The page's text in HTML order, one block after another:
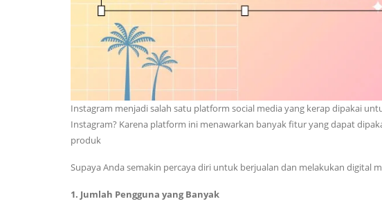
Instagram menjadi salah satu platform social media yang kerap dipakai
Instagram? Karena platform ini menawarkan banyak fitur yang dapat
produk
Supaya Anda semakin percaya diri untuk berjualan dan melakukan digital
1. Jumlah Pengguna yang Banyak